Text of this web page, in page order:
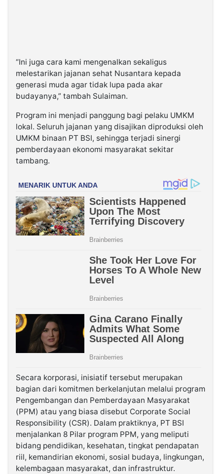
“Ini juga cara kami mengenalkan sekaligus
melestarikan jajanan sehat Nusantara kepada
generasi muda agar tidak lupa pada akar
budayanya,” tambah Sulaiman.
Program ini menjadi panggung bagi pelaku UMKM
lokal. Seluruh jajanan yang disajikan diproduksi oleh
UMKM binaan PT BSI, sehingga terjadi sinergi
pemberdayaan ekonomi masyarakat sekitar
tambang.
Secara korporasi, inisiatif tersebut merupakan
bagian dari komitmen berkelanjutan melalui program
Pengembangan dan Pemberdayaan Masyarakat
(PPM) atau yang biasa disebut Corporate Social
Responsibility (CSR). Dalam praktiknya, PT BSI
menjalankan 8 Pilar program PPM, yang meliputi
bidang pendidikan, kesehatan, tingkat pendapatan
riil, kemandirian ekonomi, sosial budaya, lingkungan,
kelembagaan masyarakat, dan infrastruktur.